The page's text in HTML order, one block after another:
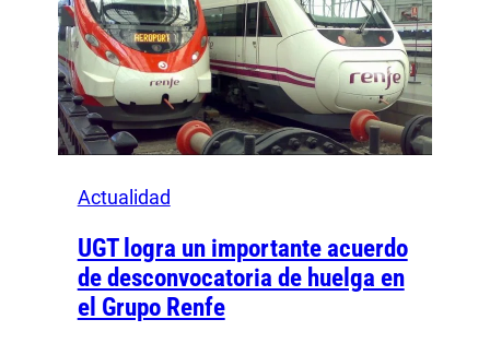
Actualidad
UGT logra un importante acuerdo
de desconvocatoria de huelga en
el Grupo Renfe